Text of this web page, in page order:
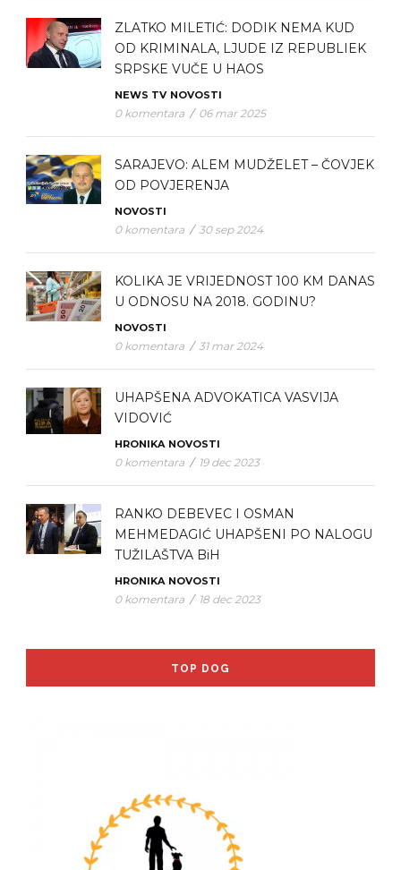
ZLATKO MILETIĆ: DODIK NEMA KUD
OD KRIMINALA, LJUDE IZ REPUBLIEK
SRPSKE VUČE U HAOS
NEWS TV NOVOSTI
0 komentara / 06 mar 2025
SARAJEVO: ALEM MUDŽELET – ČOVJEK
OD POVJERENJA
NOVOSTI
0 komentara / 30 sep 2024
KOLIKA JE VRIJEDNOST 100 KM DANAS
U ODNOSU NA 2018. GODINU?
NOVOSTI
0 komentara / 31 mar 2024
UHAPŠENA ADVOKATICA VASVIJA
VIDOVIĆ
HRONIKA NOVOSTI
0 komentara / 19 dec 2023
RANKO DEBEVEC I OSMAN
MEHMEDAGIĆ UHAPŠENI PO NALOGU
TUŽILAŠTVA BiH
HRONIKA NOVOSTI
0 komentara / 18 dec 2023
TOP DOG